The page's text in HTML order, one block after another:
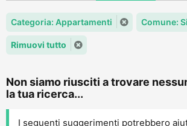
Categoria: Appartamenti Comune:
Rimuovi tutto
Non siamo riusciti a trovare
la tua ricerca...
I seguenti suggerimenti potrebbero